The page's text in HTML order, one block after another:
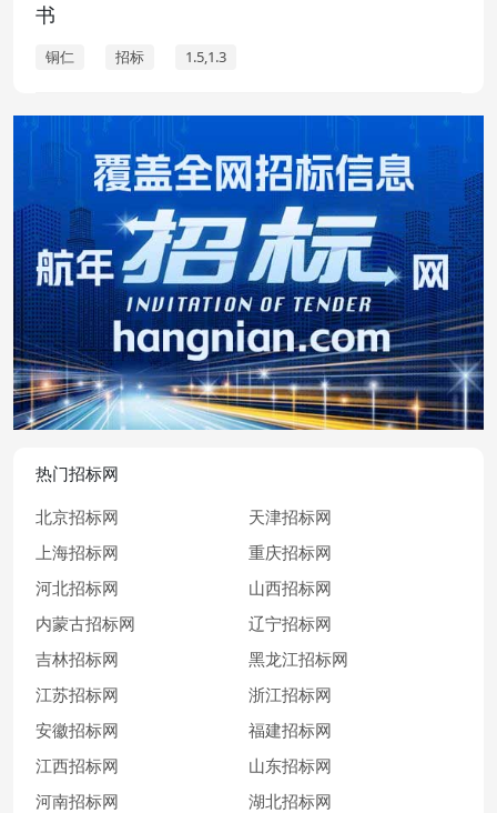
书
铜仁 招标 1.5,1.3
热门招标网
北京招标网
天津招标网
上海招标网
重庆招标网
河北招标网
山西招标网
内蒙古招标网
辽宁招标网
吉林招标网
黑龙江招标网
江苏招标网
浙江招标网
安徽招标网
福建招标网
江西招标网
山东招标网
河南招标网
湖北招标网